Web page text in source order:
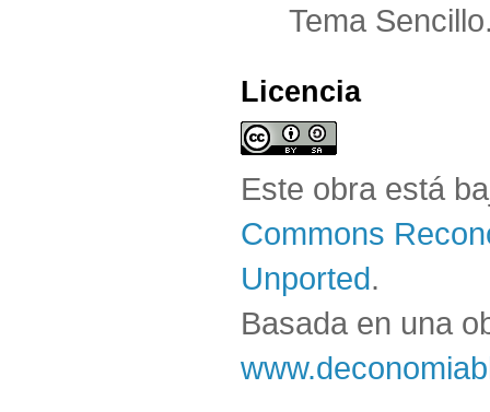
Tema
Licencia
Este obra está
Commons
Unported.
Basada en una